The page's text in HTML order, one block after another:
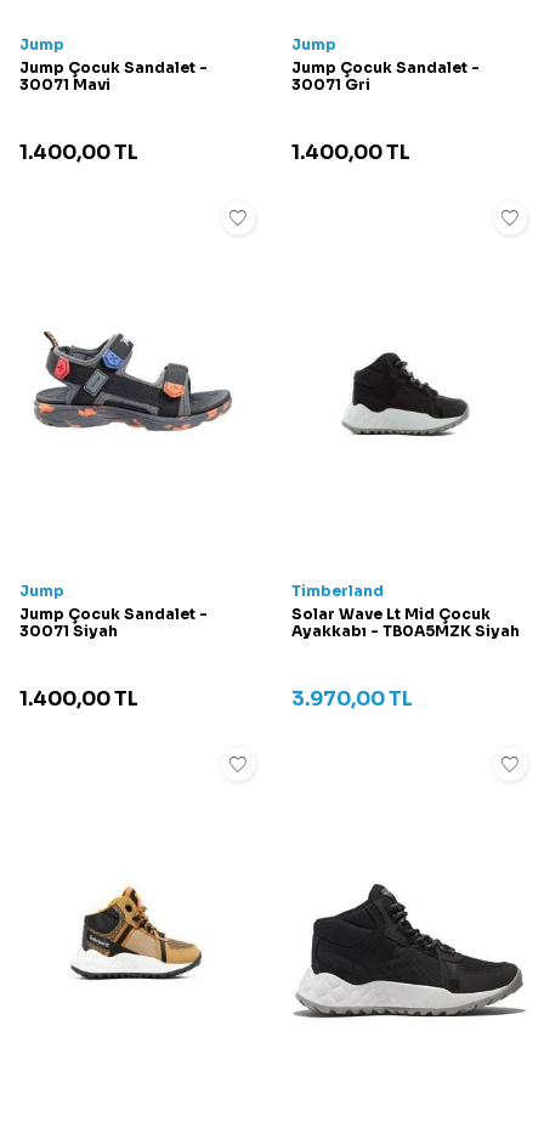
Jump
Jump Çocuk Sandalet -
30071 Mavi
1.400,00TL
Jump
Jump Çocuk Sandalet -
30071 Gri
1.400,00TL
Jump
Jump Çocuk Sandalet -
30071 Siyah
1.400,00TL
Timberland
Solar Wave Lt Mid Çocuk
Ayakkabı - TB0A5MZK Siyah
3.970,00TL